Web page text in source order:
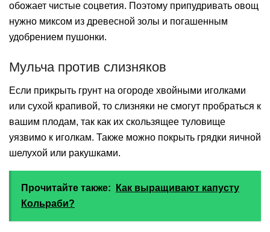
обожает чистые соцветия. Поэтому припудривать овощ
нужно миксом из древесной золы и погашенным
удобрением пушонки.
Мульча против слизняков
Если прикрыть грунт на огороде хвойными иголками
или сухой крапивой, то слизняки не смогут пробраться к
вашим плодам, так как их скользящее туловище
уязвимо к иголкам. Также можно покрыть грядки яичной
шелухой или ракушками.
Прочитайте также:
Как выращивают капусту
Кольраби?